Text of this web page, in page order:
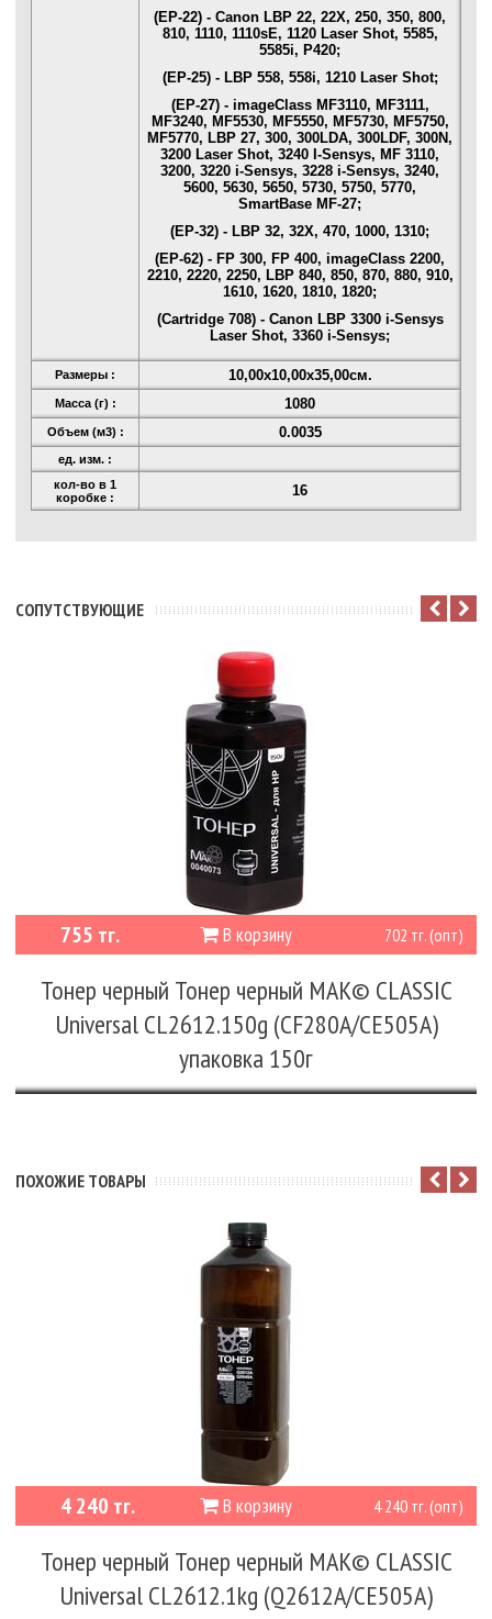
(EP-22) - Canon LBP 22, 22X, 250, 350, 800,
810, 1110, 1110sE, 1120 Laser Shot, 5585,
5585i, P420;
(EP-25) - LBP 558, 558i, 1210 Laser Shot;
(EP-27) - imageClass MF3110, MF3111,
MF3240, MF5530, MF5550, MF5730, MF5750,
MF5770, LBP 27, 300, 300LDA, 300LDF, 300N,
3200 Laser Shot, 3240 I-Sensys, MF 3110,
3200, 3220 i-Sensys, 3228 i-Sensys, 3240,
5600, 5630, 5650, 5730, 5750, 5770,
SmartBase MF-27;
(EP-32) - LBP 32, 32X, 470, 1000, 1310;
(EP-62) - FP 300, FP 400, imageClass 2200,
2210, 2220, 2250, LBP 840, 850, 870, 880, 910,
1610, 1620, 1810, 1820;
(Cartridge 708) - Canon LBP 3300 i-Sensys
Laser Shot, 3360 i-Sensys;
Размеры : 10,00x10,00x35,00см.
Масса (г) : 1080
Объем (м3) : 0.0035
ед. изм. :
кол-во в 1
коробке :
16
CОПУТСТВУЮЩИЕ
В корзину
755 тг. 702 тг. (опт)
Тонер черный Тонер черный MAK© CLASSIC
Universal CL2612.150g (CF280A/CE505A)
упаковка 150г
ПОХОЖИЕ ТОВАРЫ
В корзину
4 240 тг. 4 240 тг. (опт)
Тонер черный Тонер черный MAK© CLASSIC
Universal CL2612.1kg (Q2612A/CE505A)